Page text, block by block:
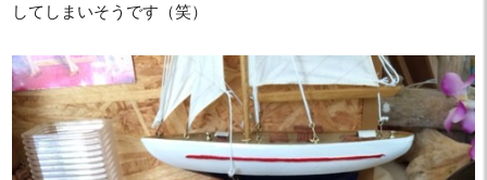
してしまいそうです（笑）